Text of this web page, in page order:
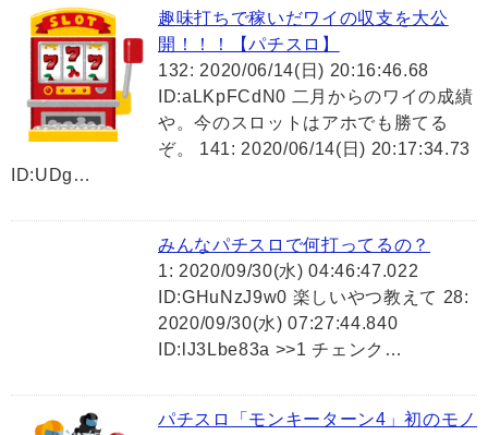
趣味打ちで稼いだワイの収支を大公
開！！！【パチスロ】
132: 2020/06/14(日) 20:16:46.68
ID:aLKpFCdN0 二月からのワイの成績
や。今のスロットはアホでも勝てる
ぞ。 141: 2020/06/14(日) 20:17:34.73
ID:UDg…
みんなパチスロで何打ってるの？
1: 2020/09/30(水) 04:46:47.022
ID:GHuNzJ9w0 楽しいやつ教えて 28:
2020/09/30(水) 07:27:44.840
ID:lJ3Lbe83a >>1 チェンク…
パチスロ「モンキーターン4」初のモノ